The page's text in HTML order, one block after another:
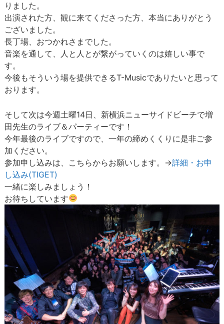
りました。
出演された方、観に来てくださった方、本当にありがとう
ございました。
長丁場、おつかれさまでした。
音楽を通して、人と人とが繋がっていくのは嬉しい事で
す。
今後もそういう場を提供できるT-Musicでありたいと思って
おります。
そして次は今週土曜14日、新横浜ニューサイドビーチで増
田先生のライブ＆パーティーです！
今年最後のライブですので、一年の締めくくりに是非ご参
加ください。
参加申し込みは、こちらからお願いします。→詳細・お申
し込み(TIGET)
一緒に楽しみましょう！
お待ちしています